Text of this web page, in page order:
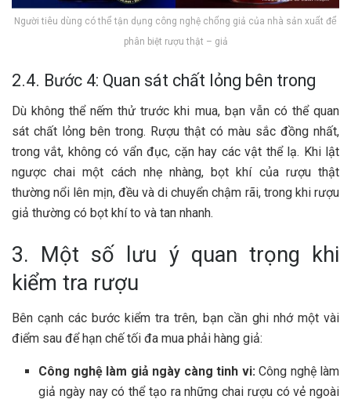
Người tiêu dùng có thể tận dụng công nghệ chống giả của nhà sản xuất để
phân biệt rượu thật – giả
2.4. Bước 4: Quan sát chất lỏng bên trong
Dù không thể nếm thử trước khi mua, bạn vẫn có thể quan
sát chất lỏng bên trong. Rượu thật có màu sắc đồng nhất,
trong vắt, không có vẩn đục, cặn hay các vật thể lạ. Khi lật
ngược chai một cách nhẹ nhàng, bọt khí của rượu thật
thường nổi lên mịn, đều và di chuyển chậm rãi, trong khi rượu
giả thường có bọt khí to và tan nhanh.
3. Một số lưu ý quan trọng khi
kiểm tra rượu
Bên cạnh các bước kiểm tra trên, bạn cần ghi nhớ một vài
điểm sau để hạn chế tối đa mua phải hàng giả:
Công nghệ làm giả ngày càng tinh vi:Công nghệ làm
giả ngày nay có thể tạo ra những chai rượu có vẻ ngoài